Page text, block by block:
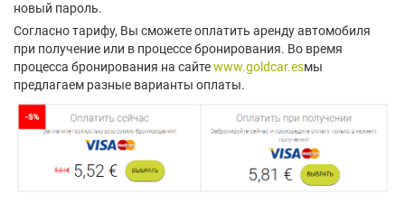
новый пароль.
Согласно тарифу, Вы сможете оплатить аренду автомобиля
при получение или в процессе бронирования. Во время
процесса бронирования на сайтеwww.goldcar.esмы
предлагаем разные варианты оплаты.